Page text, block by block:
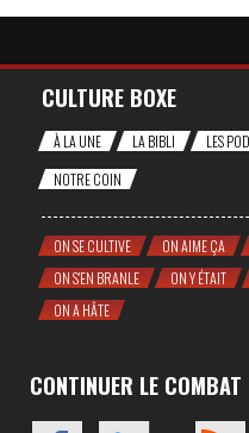
CULTURE BOXE
À LA UNE LA BIBLI
LES
NOTRE COIN
ON SE CULTIVE ON AIME ÇA
ON S'EN BRANLE
ON Y ÉTAIT
ON A HÂTE
CONTINUER LE COMBAT